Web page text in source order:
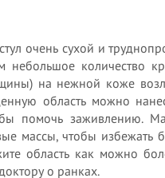
очень сухой и
небольшое количество
на нежной коже
область можно
помочь заживлению.
массы, чтобы избежать
область как можно
о ранках.